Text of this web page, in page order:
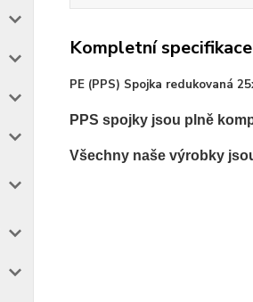
Kompletní specifikace
PE (PPS) Spojka redukovaná
PPS spojky jsou plně
Všechny naše výrobky